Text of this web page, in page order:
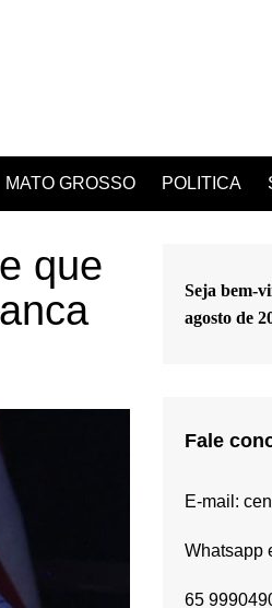
MATO GROSSO POLITICA
que
Seja bem-
agosto de
Fale
E-mail:
Whatsapp
65